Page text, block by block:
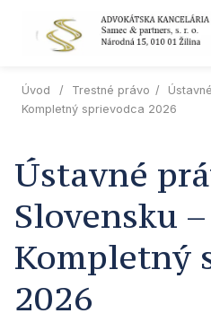
Úvod / Trestné právo /
Kompletný sprievodca 2026
Ústavné
Slovensku –
Kompletný
2026